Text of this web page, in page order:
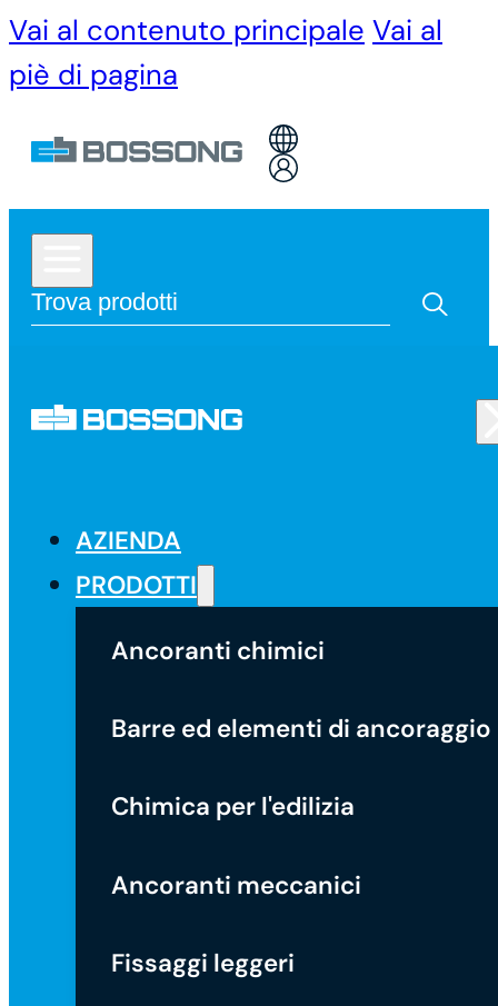
Vai al contenuto principale Vai al
piè di pagina
AZIENDA
PRODOTTI
Ancoranti chimici
Barre ed elementi di ancoraggio
Chimica per l'edilizia
Ancoranti meccanici
Fissaggi leggeri